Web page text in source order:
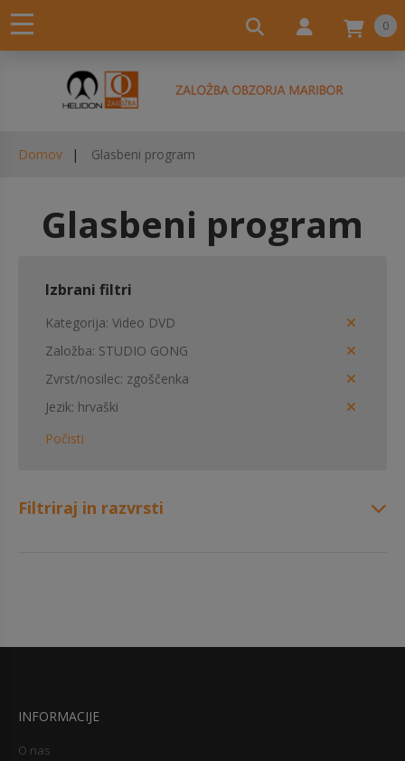
0
Domov Glasbeni program
Glasbeni program
Izbrani filtri
Kategorija Video DVD
Založba STUDIO GONG
Zvrst/nosilec zgoščenka
Jezik hrvaški
Počisti
Filtriraj in razvrsti
INFORMACIJE
O nas